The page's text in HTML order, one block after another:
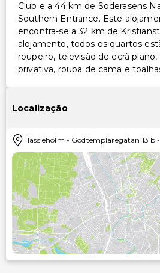
Club e a 44 km de Soderasens
Southern Entrance. Este
encontra-se a 32 km de
alojamento, todos os quartos
roupeiro, televisão de ecrã plano,
privativa, roupa de cama e
Localização
Hässleholm - Godtemplaregatan 13 b -